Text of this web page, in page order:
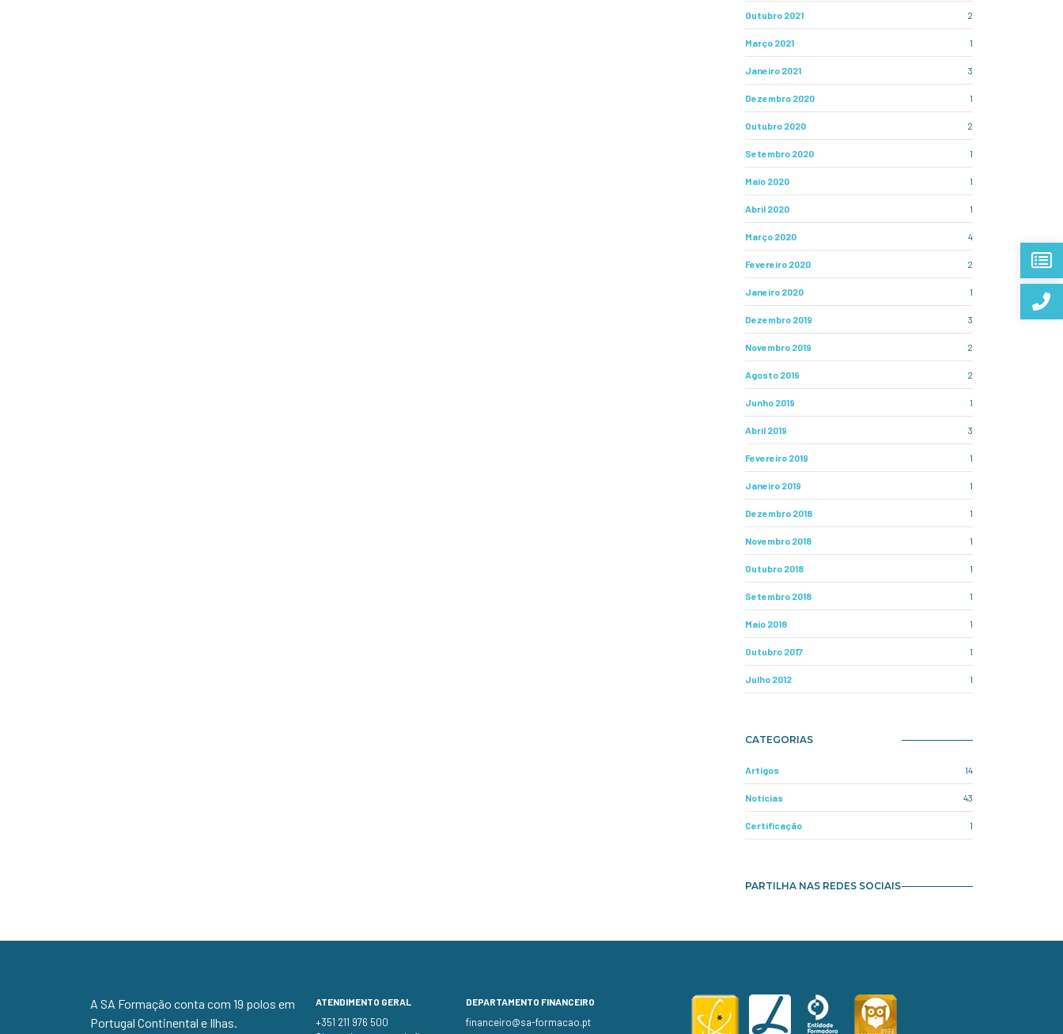
Outubro 2021 2
Março 2021 1
Janeiro 2021 3
Dezembro 2020 1
Outubro 2020 2
Setembro 2020 1
Maio 2020 1
Abril 2020 1
Março 2020 4
Fevereiro 2020 2
Janeiro 2020 1
Dezembro 2019 3
Novembro 2019 2
Agosto 2019 2
Junho 2019 1
Abril 2019 3
Fevereiro 2019 1
Janeiro 2019 1
Dezembro 2018 1
Novembro 2018 1
Outubro 2018 1
Setembro 2018 1
Maio 2018 1
Outubro 2017 1
Julho 2012 1
CATEGORIAS
Artigos 14
Notícias 43
Certificação 1
PARTILHA NAS REDES SOCIAIS
A SA Formação conta com 19 polos em
Portugal Continental e Ilhas.
ATENDIMENTO GERAL
+351 211 976 500
DEPARTAMENTO FINANCEIRO
financeiro@sa-formacao.pt